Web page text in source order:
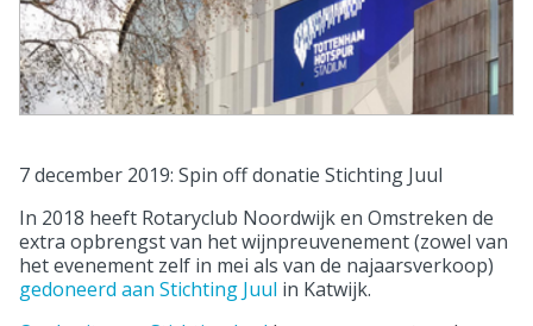
7 december 2019: Spin off donatie Stichting Juul
In 2018 heeft Rotaryclub Noordwijk en Omstreken de
extra opbrengst van het wijnpreuvenement (zowel van
het evenement zelf in mei als van de najaarsverkoop)
gedoneerd aan Stichting Juul in Katwijk.